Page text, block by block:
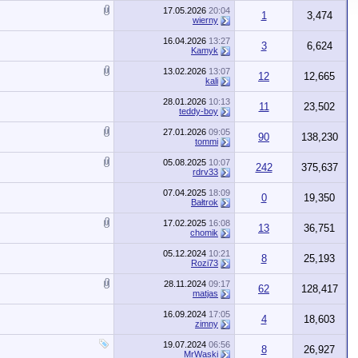
17.05.2026 20:04
wierny
1 3,474
16.04.2026 13:27
Kamyk
3 6,624
13.02.2026 13:07
kali
12 12,665
28.01.2026 10:13
teddy-boy
11 23,502
27.01.2026 09:05
tommi
90 138,230
05.08.2025 10:07
rdrv33
242 375,637
07.04.2025 18:09
Bałtrok
0 19,350
17.02.2025 16:08
chomik
13 36,751
05.12.2024 10:21
Rozi73
8 25,193
28.11.2024 09:17
matjas
62 128,417
16.09.2024 17:05
zimny
4 18,603
19.07.2024 06:56
MrWaski
8 26,927